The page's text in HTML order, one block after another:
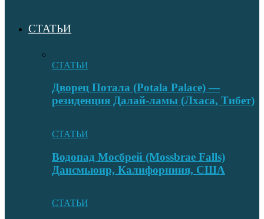
СТАТЬИ
СТАТЬИ
Дворец Потала (Potala Palace) —
резиденция Далай-ламы (Лхаса, Тибет)
СТАТЬИ
Водопад Мосбрей (Mossbrae Falls)
Дансмьюир, Калифорниия, США
СТАТЬИ